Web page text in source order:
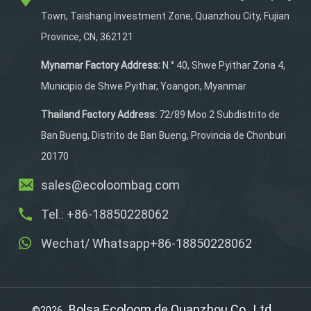
hasta 12 bandejas,
divisores extraíbles y
garantiza un
almacenamiento
el hombro facilita la
portabilidad para facilitar
Town, Taishang Investment Zone, Quanzhou City, Fujian
Province, CN, 362121
Mynamar Factory Address:N.° 40, Shwe Pyithar Zona 4,
Municipio de Shwe Pyithar, Yoangon, Myanmar
Thailand Factory Address:72/89 Moo 2 Subdistrito de
Ban Bueng, Distrito de Ban Bueng, Provincia de Chonburi
20170
sales@ecoloombag.com
Tel.: +86-18850228062
Wechat/ Whatsapp+86-18850228062